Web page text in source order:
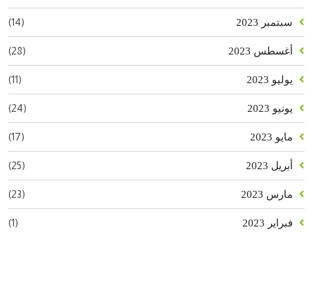
سبتمبر 2023 (14)
أغسطس 2023 (28)
يوليو 2023 (11)
يونيو 2023 (24)
مايو 2023 (17)
أبريل 2023 (25)
مارس 2023 (23)
فبراير 2023 (1)